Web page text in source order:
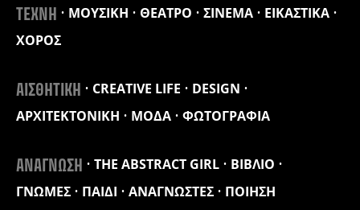
ΤΕΧΝΗ ΜΟΥΣΙΚΗ ΘΕΑΤΡΟ ΣΙΝΕΜΑ
ΕΙΚΑΣΤΙΚΑ
ΧΟΡΟΣ
ΑΙΣΘΗΤΙΚΗ CREATIVE LIFE
DESIGN
ΑΡΧΙΤΕΚΤΟΝΙΚΗ
ΜΟΔΑ ΦΩΤΟΓΡΑΦΙΑ
ΑΝΑΓΝΩΣΗ THE ABSTRACT GIRL
ΒΙΒΛΙΟ
ΓΝΩΜΕΣ
ΠΑΙΔΙ ΑΝΑΓΝΩΣΤΕΣ ΠΟΙΗΣΗ